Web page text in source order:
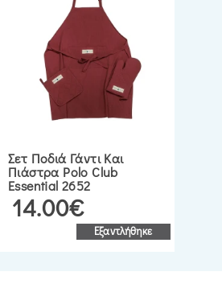
Σετ Ποδιά Γάντι Και
Πιάστρα Polo Club
Essential 2652
14.00€
Εξαντλήθηκε